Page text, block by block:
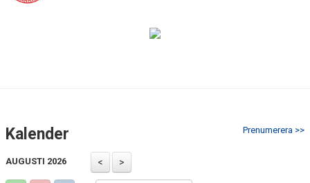
Prenumerera >>
Kalender
AUGUSTI 2026